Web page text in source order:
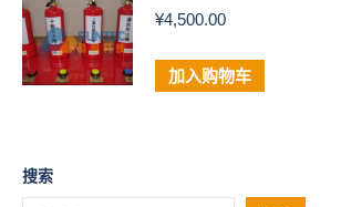
¥4,500.00
加入购物车
搜索